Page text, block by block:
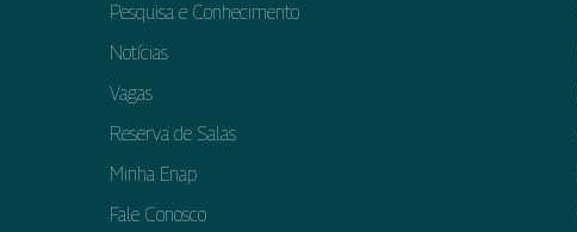
Pesquisa e Conhecimento
Notícias
Vagas
Reserva de Salas
Minha Enap
Fale Conosco